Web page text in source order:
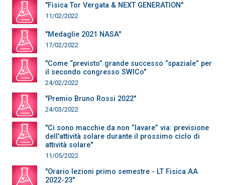
"Fisica Tor Vergata & NEXT GENERATION"
11/02/2022
"Medaglie 2021 NASA"
17/02/2022
"Come “previsto” grande successo “spaziale” per
il secondo congresso SWICo"
24/02/2022
"Premio Bruno Rossi 2022"
24/03/2022
"Ci sono macchie da non “lavare” via: previsione
dell'attività solare durante il prossimo ciclo di
attività solare"
11/05/2022
"Orario lezioni primo semestre - LT Fisica AA
2022-23"